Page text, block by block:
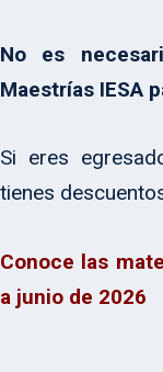
No es
Maestrías IESA
Si eres
tienes
Conoce las
a junio de 2026